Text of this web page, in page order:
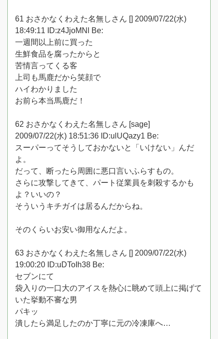
61 おさかなくわえた名無しさん [] 2009/07/22(水)
18:49:11 ID:z4JjoMNl Be:
一週間以上前に買った
生鮮食品を腐ったからと
苦情言ってくる客
上司も馬鹿だから笑顔で
ハイわかりました
お前ら本当馬鹿だ！
62 おさかなくわえた名無しさん [sage]
2009/07/22(水) 18:51:36 ID:ulUQazy1 Be:
スーパーってそうしておかないと「いけない」んだ
よ。
だって、断ったら周囲に悪口言いふらすもの。
さらに攻撃してきて、パート従業員を刺殺するかも
よ？いいの？
そういうキチガイは居るんだからね。
そのくらいお安い御用なんだよ。
63 おさかなくわえた名無しさん [] 2009/07/22(水)
19:00:20 ID:uDToIh38 Be:
セブンにて
袋入りの一口大のアイスを熱心に眺めて頭上に掲げて
いた挙動不審な男
パキッ
潰したら満足したのか丁寧に元の冷凍庫へ…